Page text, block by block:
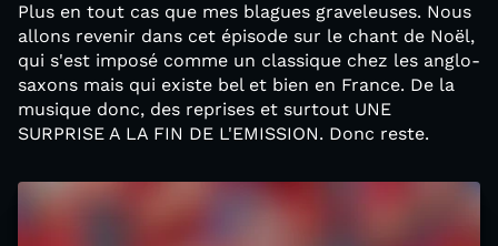
Plus en tout cas que mes blagues graveleuses. Nous
allons revenir dans cet épisode sur le chant de Noël,
qui s'est imposé comme un classique chez les anglo-
saxons mais qui existe bel et bien en France. De la
musique donc, des reprises et surtout UNE
SURPRISE A LA FIN DE L'EMISSION. Donc reste.